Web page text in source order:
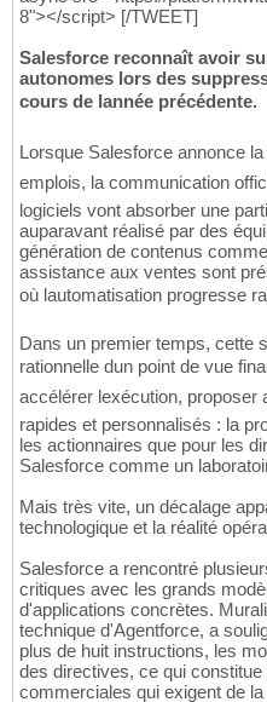
8"></script> [/TWEET]
Salesforce reconnaît avoir
autonomes lors des
cours de lannée précédente.
Lorsque Salesforce annonce
emplois, la communication
logiciels vont absorber une
auparavant réalisé par des
génération de contenus
assistance aux ventes sont
où lautomatisation progresse
Dans un premier temps, cette
rationnelle dun point de vue
accélérer lexécution,
rapides et personnalisés : la
les actionnaires que pour les
Salesforce comme un
Mais très vite, un décalage
technologique et la réalité
Salesforce a rencontré
critiques avec les grands
d'applications concrètes.
technique d'Agentforce, a
plus de huit instructions, les
des directives, ce qui
commerciales qui exigent de